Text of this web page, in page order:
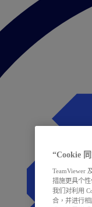
“Cookie
TeamViewer
措施更具个
我们对利用
合，并进行